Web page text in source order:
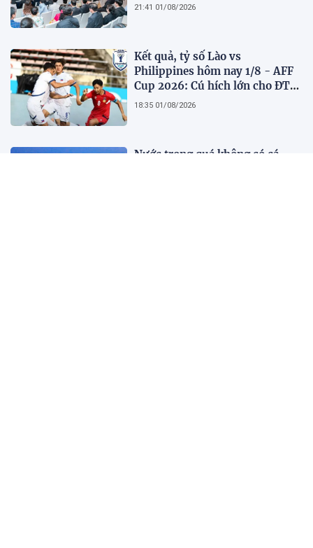
21:41 01/08/2026
Kết quả, tỷ số Lào vs
Philippines hôm nay 1/8 - AFF
Cup 2026: Cú hích lớn cho ĐT
Việt Nam
18:35 01/08/2026
Nước trong quá không có cá,